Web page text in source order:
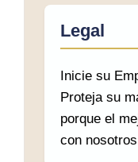
Legal
Inicie su
Proteja su
porque el
con nosotros